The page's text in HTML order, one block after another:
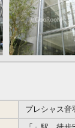
プレシャス音